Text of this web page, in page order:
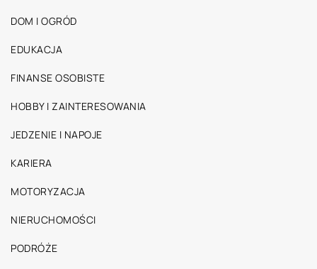
DOM I OGRÓD
EDUKACJA
FINANSE OSOBISTE
HOBBY I ZAINTERESOWANIA
JEDZENIE I NAPOJE
KARIERA
MOTORYZACJA
NIERUCHOMOŚCI
PODRÓŻE